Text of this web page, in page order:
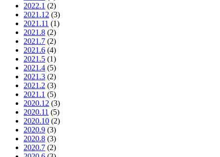
2022.1 (2)
2021.12 (3)
2021.11 (1)
2021.8 (2)
2021.7 (2)
2021.6 (4)
2021.5 (1)
2021.4 (5)
2021.3 (2)
2021.2 (3)
2021.1 (5)
2020.12 (3)
2020.11 (5)
2020.10 (2)
2020.9 (3)
2020.8 (3)
2020.7 (2)